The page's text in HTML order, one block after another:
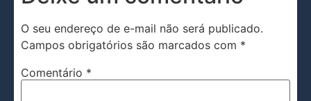
O seu endereço de e-mail não será publicado.
Campos obrigatórios são marcados com *
Comentário *